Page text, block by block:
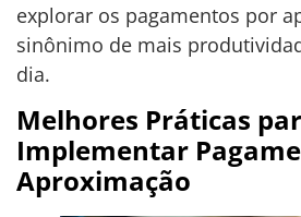
explorar os pagamentos por
sinônimo de mais
dia.
Melhores Práticas
Implementar
Aproximação